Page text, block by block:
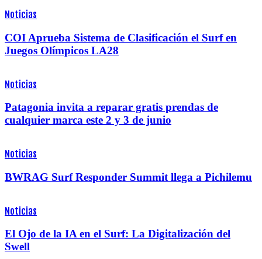
Noticias
COI Aprueba Sistema de Clasificación el Surf en
Juegos Olímpicos LA28
Noticias
Patagonia invita a reparar gratis prendas de
cualquier marca este 2 y 3 de junio
Noticias
BWRAG Surf Responder Summit llega a Pichilemu
Noticias
El Ojo de la IA en el Surf: La Digitalización del
Swell